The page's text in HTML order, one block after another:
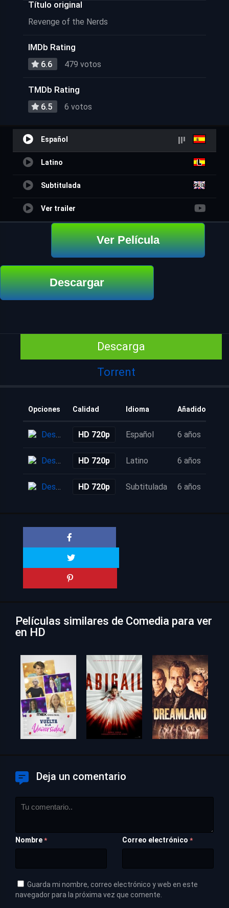
Título original
Revenge of the Nerds
IMDb Rating
6.6 479 votos
TMDb Rating
6.5 6 votos
Español
Latino
Subtitulada
Ver trailer
Ver Película
Descargar
Descarga
Torrent
Opciones Calidad Idioma Añadido
Descarga HD 720p Español 6 años
Descarga HD 720p Latino 6 años
Descarga HD 720p Subtitulada 6 años
Películas similares de Comedia para ver
en HD
Deja un comentario
Nombre * Correo electrónico *
Guarda mi nombre, correo electrónico y web en este
navegador para la próxima vez que comente.